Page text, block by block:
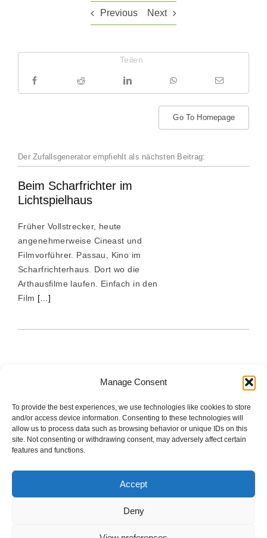
Manage Consent
To provide the best experiences, we use technologies like cookies to store
and/or access device information. Consenting to these technologies will
allow us to process data such as browsing behavior or unique IDs on this
site. Not consenting or withdrawing consent, may adversely affect certain
features and functions.
Accept
Deny
Previous Next
Teilen
Go To Homepage
Der Zufallsgenerator empfiehlt als nächsten Beitrag:
Beim Scharfrichter im
Lichtspielhaus
Früher Vollstrecker, heute
angenehmerweise Cineast und
Filmvorführer. Passau, Kino im
Scharfrichterhaus. Dort wo die
Arthausfilme laufen. Einfach in den
Film [...]
The good stuff is on Spotify.
Impressum
Datenschutzerklärung